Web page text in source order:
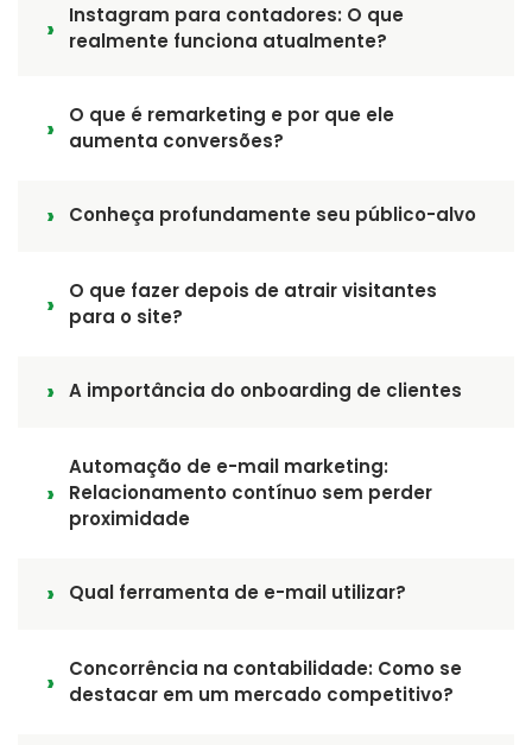
Instagram para contadores: O que
realmente funciona atualmente?
O que é remarketing e por que ele
aumenta conversões?
Conheça profundamente seu público-alvo
O que fazer depois de atrair visitantes
para o site?
A importância do onboarding de clientes
Automação de e-mail marketing:
Relacionamento contínuo sem perder
proximidade
Qual ferramenta de e-mail utilizar?
Concorrência na contabilidade: Como se
destacar em um mercado competitivo?